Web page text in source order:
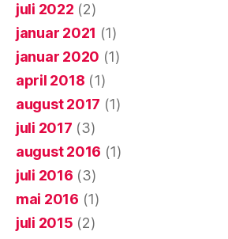
juli 2022 (2)
januar 2021 (1)
januar 2020 (1)
april 2018 (1)
august 2017 (1)
juli 2017 (3)
august 2016 (1)
juli 2016 (3)
mai 2016 (1)
juli 2015 (2)